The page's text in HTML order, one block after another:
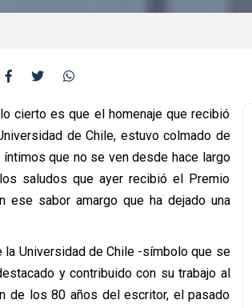
cierto es que el homenaje que recibió
de Chile, estuvo colmado de
que no se ven desde hace largo
saludos que ayer recibió el Premio
ese sabor amargo que ha dejado una
la Universidad de Chile -símbolo que se
y contribuido con su trabajo al
de los 80 años del escritor, el pasado